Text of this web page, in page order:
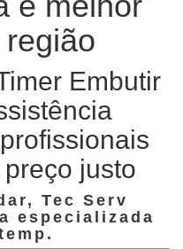
Embutir
justo
Tec Serv
especializada
.